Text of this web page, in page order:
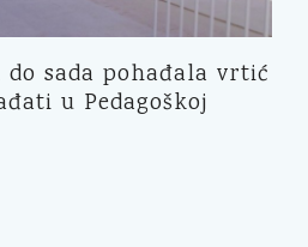
do sada pohađala vrtić
u Pedagoškoj